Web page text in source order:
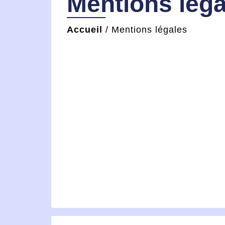
Accueil / Mentions légales